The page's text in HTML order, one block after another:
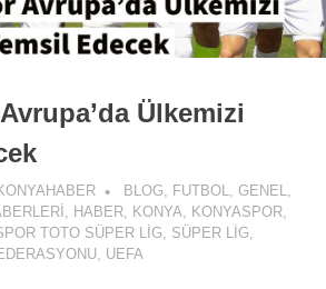
Ülkemizi
BLOG, FUTBOL, GENEL,
, HABER, KONYA, KONYASPOR,
TOTO SÜPER LIG, SÜPER LIG,
, UEFA